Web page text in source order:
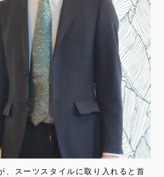
、スーツスタイルに取り入れると首